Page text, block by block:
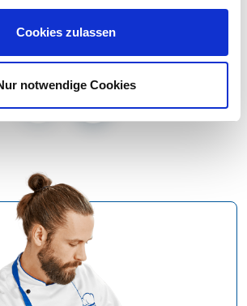
Cookies zulassen
notwendige Cookies
Bowl mit PaprikaQuark